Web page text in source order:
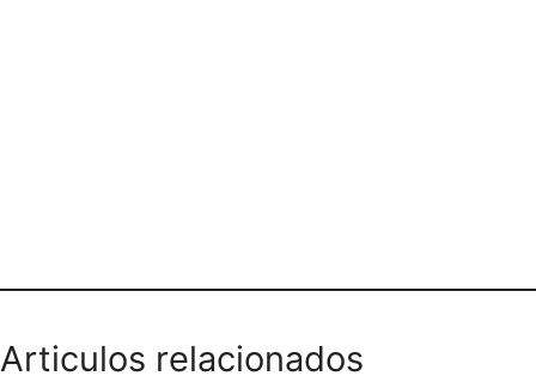
Articulos relacionados